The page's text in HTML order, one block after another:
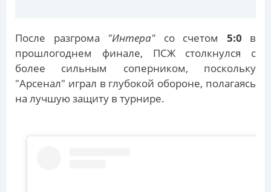
После разгрома "Интера" со счетом 5:0 в
прошлогоднем финале, ПСЖ столкнулся с
более сильным соперником, поскольку
"Арсенал" играл в глубокой обороне, полагаясь
на лучшую защиту в турнире.